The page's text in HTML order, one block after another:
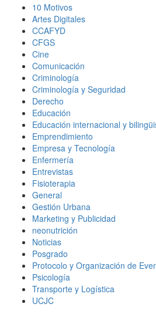
10 Motivos
Artes Digitales
CCAFYD
CFGS
Cine
Comunicación
Criminología
Criminología y Seguridad
Derecho
Educación
Educación internacional y
Emprendimiento
Empresa y Tecnología
Enfermería
Entrevistas
Fisioterapia
General
Gestión Urbana
Marketing y Publicidad
neonutrición
Noticias
Posgrado
Protocolo y Organización de
Psicología
Transporte y Logística
UCJC